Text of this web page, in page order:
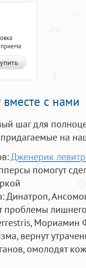
приема
с нами
шаг для
на
Дженерик
помогут
: Динатроп,
проблемы
Мориамин
вернут
омолодят